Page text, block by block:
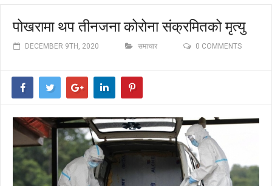
पोखरामा थप तीनजना कोरोना संक्रमितको मृत्यु
DECEMBER 9TH, 2020 समाचार 0 COMMENTS